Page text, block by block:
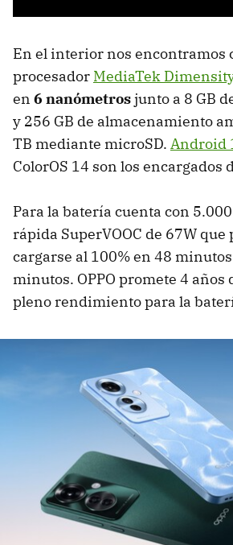
En el interior nos encontramos
procesador MediaTek
en 6 nanómetrosjunto a 8 GB
y 256 GB de almacenamiento
TB mediante microSD. Android
ColorOS 14 son los encargados
Para la batería cuenta con
rápida SuperVOOC de 67W que
cargarse al 100% en 48
minutos. OPPO promete 4
pleno rendimiento para la